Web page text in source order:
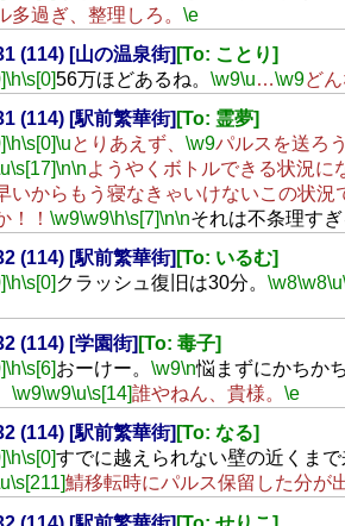
多過ぎ、整理しろ。 \e
(114) [山の温泉街] [To: ことり]
\h\s[0]56万ほどあるね。 \w9\u…\w9どん
(114) [駅前繁華街] [To: 霊夢]
\h\s[0]\uとりあえず、 \w9パルスを送ろ
\s[17]\n\nようやくボトルできる状況に
いからもう寝なきゃいけないこの状況
！！ \w9\w9\h\s[7]\n\nそれは不条理すぎ
(114) [駅前繁華街] [To: いるむ]
\h\s[0] クラッシュ復旧は30分。 \w8\w8\u
(114) [学園街] [To: 毒子]
\h\s[6]おーけー。 \w9\n悩まずにかちか
\w9\w9\u\s[14]誰やねん、貴様。 \e
(114) [駅前繁華街] [To: なる]
\h\s[0] すでに越えられない壁の近くまで
\s[211] 鯖移転時にパルス保留した分が